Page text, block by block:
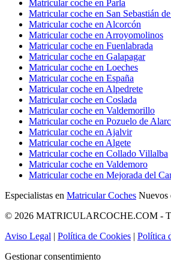
Matricular coche en Parla
Matricular coche en San Sebastián
Matricular coche en Alcorcón
Matricular coche en Arroyomolinos
Matricular coche en Fuenlabrada
Matricular coche en Galapagar
Matricular coche en Loeches
Matricular coche en España
Matricular coche en Alpedrete
Matricular coche en Coslada
Matricular coche en Valdemorillo
Matricular coche en Pozuelo de
Matricular coche en Ajalvir
Matricular coche en Algete
Matricular coche en Collado Villalba
Matricular coche en Valdemoro
Matricular coche en Mejorada del
Especialistas en Matricular Coches Nuevos
© 2026 MATRICULARCOCHE.COM -
Aviso Legal | Política de Cookies | Política
Gestionar consentimiento